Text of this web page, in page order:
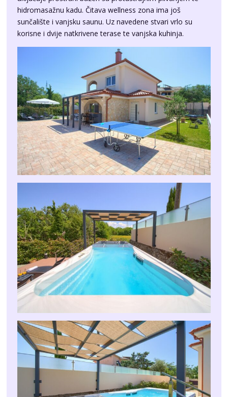
hidromasažnu kadu. Čitava wellness zona ima još
sunčalište i vanjsku saunu. Uz navedene stvari vrlo su
korisne i dvije natkrivene terase te vanjska kuhinja.